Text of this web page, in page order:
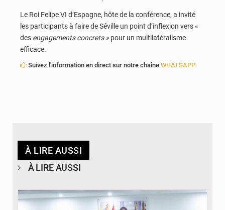
Le Roi Felipe VI d’Espagne, hôte de la conférence, a invité
les participants à faire de Séville un point d’inflexion vers «
des engagements concrets » pour un multilatéralisme
efficace.
Suivez l'information en direct sur notre chaîne WHATSAPP
À LIRE AUSSI
À LIRE AUSSI